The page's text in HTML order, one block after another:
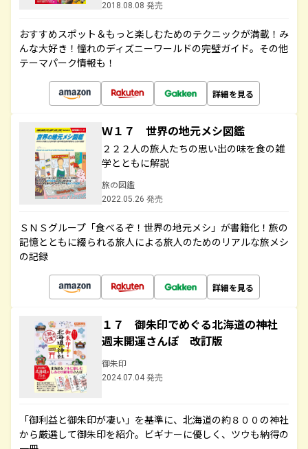
2018.08.08 発売
おすすめスポット＆もっと楽しむためのテクニックが満載！み
んな大好き！憧れのディズニーワールドの完璧ガイド。その他
テーマパーク情報も！
詳細を見る
Ｗ１７ 世界の地元メシ図鑑
２２２人の旅人たちの思い出の味を食の雑
学とともに解説
旅の図鑑
2022.05.26 発売
ＳＮＳグループ「食べるぞ！世界の地元メシ」が書籍化！旅の
記憶とともに綴られる旅人による旅人のためのリアルな旅メシ
の記録
詳細を見る
１７ 御朱印でめぐる北海道の神社
週末開運さんぽ 改訂版
御朱印
2024.07.04 発売
「御利益と御朱印が凄い」を基準に、北海道の約８００の神社
から厳選して御朱印を紹介。ビギナーに優しく、ツウも納得の